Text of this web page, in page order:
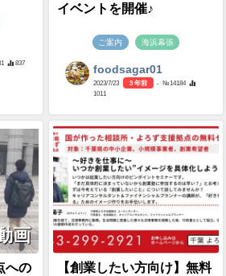
837
イベントを開催♪
ご案内 海浜幕張
foodsagar01
2023/7/23 3 年前
- №14184
1011
画
への
【創業したい方向け】無料